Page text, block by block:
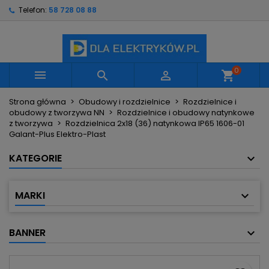
Telefon: 58 728 08 88
   shopping_cart0
Strona główna Obudowy i rozdzielnice
Rozdzielnice i
obudowy z tworzywa NN
Rozdzielnice i obudowy natynkowe
z tworzywa
Rozdzielnica 2x18 (36) natynkowa IP65 1606-01
Galant-Plus Elektro-Plast
KATEGORIE
MARKI
BANNER
Utwórz nową listę
Nazwa listy życzeń
Anuluj Utwórz listę życzeń
Musisz być zalogowany by zapisać produkty na
swojej liście życzeń.
Anuluj Zaloguj się